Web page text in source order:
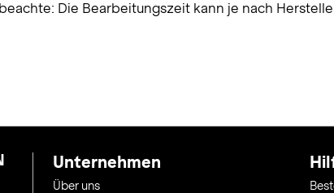
Die Bearbeitungszeit kann je nach
Unternehmen
Über uns